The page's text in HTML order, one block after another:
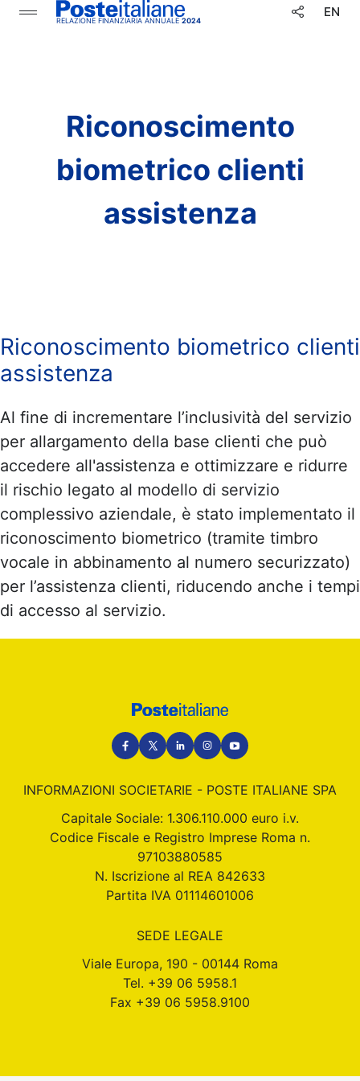
Salta
RELAZIONE FINANZIARIA ANNUALE 2024
EN
Riconoscimento
biometrico clienti
assistenza
Riconoscimento biometrico clienti
assistenza
Al fine di incrementare l’inclusività del servizio
per allargamento della base clienti che può
accedere all'assistenza e ottimizzare e ridurre
il rischio legato al modello di servizio
complessivo aziendale, è stato implementato il
riconoscimento biometrico (tramite timbro
vocale in abbinamento al numero securizzato)
per l’assistenza clienti, riducendo anche i tempi
di accesso al servizio.
INFORMAZIONI SOCIETARIE - POSTE ITALIANE SPA
Capitale Sociale: 1.306.110.000 euro i.v.
Codice Fiscale e Registro Imprese Roma n.
97103880585
N. Iscrizione al REA 842633
Partita IVA 01114601006
SEDE LEGALE
Viale Europa, 190 - 00144 Roma
Tel. +39 06 5958.1
Fax +39 06 5958.9100